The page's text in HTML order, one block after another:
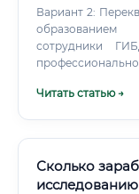
Вариант 2:
образованием
сотрудники
обязательное
самостоятельное
Читать статью →
Сколько